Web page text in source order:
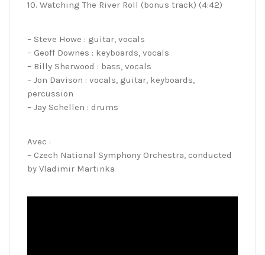
10. Watching The River Roll (bonus track) (4:42)
– Steve Howe : guitar, vocals
– Geoff Downes : keyboards, vocals
– Billy Sherwood : bass, vocals
– Jon Davison : vocals, guitar, keyboards,
percussion
– Jay Schellen : drums
Avec :
– Czech National Symphony Orchestra, conducted
by Vladimir Martinka